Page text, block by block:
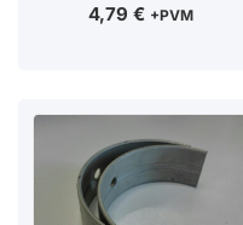
4,79 € +PVM